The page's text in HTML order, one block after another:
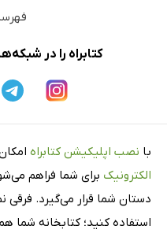
کتابراه را در
با نصب اپلیکیشن کتابراه
الکترونیک برای شما فراهم
دستان شما قرار می‌گیرد. فرقی
استفاده کنید؛ کتابخانه شما